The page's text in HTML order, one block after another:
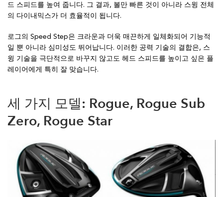
드 스피드를 높여 줍니다. 그 결과, 볼만 빠른 것이 아니라 스윙 전체
의 다이내믹스가 더 효율적이 됩니다.
로그의 Speed Step은 크라운과 더욱 매끈하게 일체화되어 기능적
일 뿐 아니라 심미성도 뛰어납니다. 이러한 공력 기술의 결합은, 스
윙 기술을 극단적으로 바꾸지 않고도 헤드 스피드를 높이고 싶은 플
레이어에게 특히 잘 맞습니다.
세 가지 모델: Rogue, Rogue Sub
Zero, Rogue Star